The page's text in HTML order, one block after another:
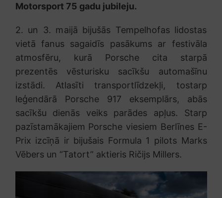
Motorsport 75 gadu jubileju.
2. un 3. maijā bijušās Tempelhofas lidostas
vietā fanus sagaidīs pasākums ar festivāla
atmosfēru, kurā Porsche cita starpā
prezentēs vēsturisku sacīkšu automašīnu
izstādi. Atlasīti transportlīdzekļi, tostarp
leģendārā Porsche 917 eksemplārs, abās
sacīkšu dienās veiks parādes apļus. Starp
pazīstamākajiem Porsche viesiem Berlīnes E-
Prix izcīņā ir bijušais Formula 1 pilots Marks
Vēbers un “Tatort” aktieris Ričijs Millers.